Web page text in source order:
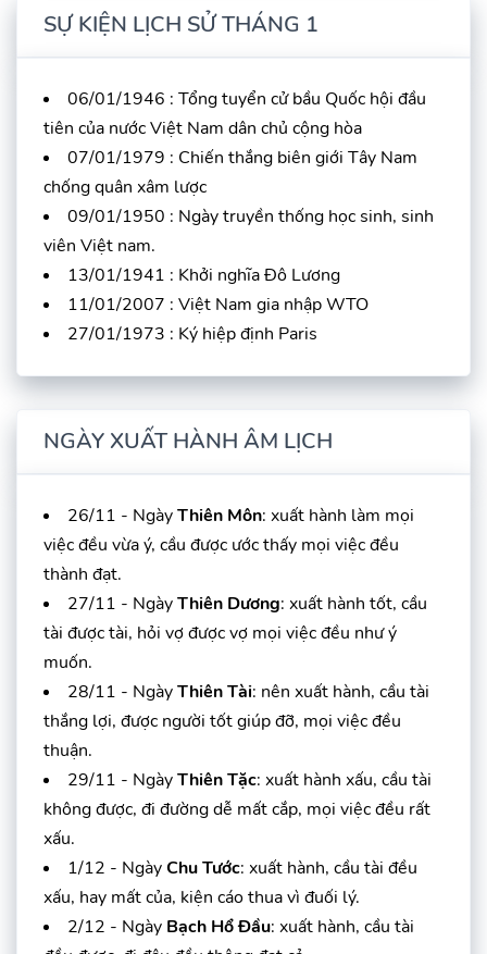
SỰ KIỆN LỊCH SỬ THÁNG 1
06/01/1946 : Tổng tuyển cử bầu Quốc hội đầu
tiên của nước Việt Nam dân chủ cộng hòa
07/01/1979 : Chiến thắng biên giới Tây Nam
chống quân xâm lược
09/01/1950 : Ngày truyền thống học sinh, sinh
viên Việt nam.
13/01/1941 : Khởi nghĩa Đô Lương
11/01/2007 : Việt Nam gia nhập WTO
27/01/1973 : Ký hiệp định Paris
NGÀY XUẤT HÀNH ÂM LỊCH
26/11 - NgàyThiên Môn: xuất hành làm mọi
việc đều vừa ý, cầu được ước thấy mọi việc đều
thành đạt.
27/11 - NgàyThiên Dương: xuất hành tốt, cầu
tài được tài, hỏi vợ được vợ mọi việc đều như ý
muốn.
28/11 - NgàyThiên Tài: nên xuất hành, cầu tài
thắng lợi, được người tốt giúp đỡ, mọi việc đều
thuận.
29/11 - NgàyThiên Tặc: xuất hành xấu, cầu tài
không được, đi đường dễ mất cắp, mọi việc đều rất
xấu.
1/12 - NgàyChu Tước: xuất hành, cầu tài đều
xấu, hay mất của, kiện cáo thua vì đuối lý.
2/12 - Ngày Bạch Hổ Đầu: xuất hành, cầu tài